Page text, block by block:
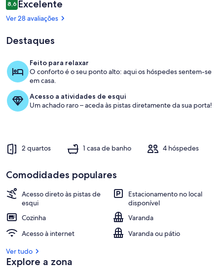
quartos,
Anniviers,
estação
de
passe
mágico
Refeições ao ar livre
Avaliações
8,68,6 em 10
Excelente
Ver 28 avaliações
Destaques
Feito para relaxar
O conforto é o seu ponto alto: aqui os hóspedes sentem-se
em casa.
Acesso a atividades de esqui
Um achado raro – aceda às pistas diretamente da sua porta!
2 quartos 1 casa de banho 4 hóspedes
Comodidades populares
Acesso direto às pistas de
esqui
Estacionamento no local
disponível
Cozinha
Varanda
Acesso à internet
Varanda ou pátio
Ver tudo
Explore a zona